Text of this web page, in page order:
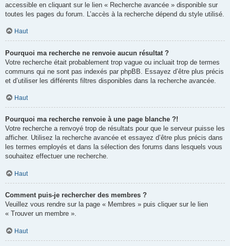
accessible en cliquant sur le lien « Recherche avancée » disponible sur
toutes les pages du forum. L’accès à la recherche dépend du style utilisé.
Haut
Pourquoi ma recherche ne renvoie aucun résultat ?
Votre recherche était probablement trop vague ou incluait trop de termes
communs qui ne sont pas indexés par phpBB. Essayez d’être plus précis
et d’utiliser les différents filtres disponibles dans la recherche avancée.
Haut
Pourquoi ma recherche renvoie à une page blanche ?!
Votre recherche a renvoyé trop de résultats pour que le serveur puisse les
afficher. Utilisez la recherche avancée et essayez d’être plus précis dans
les termes employés et dans la sélection des forums dans lesquels vous
souhaitez effectuer une recherche.
Haut
Comment puis-je rechercher des membres ?
Veuillez vous rendre sur la page « Membres » puis cliquer sur le lien
« Trouver un membre ».
Haut